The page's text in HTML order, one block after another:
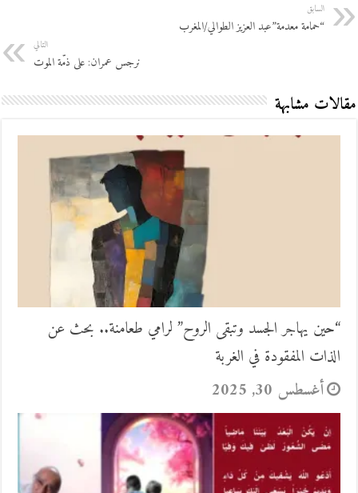
السابق
“حمامة معدمة”عبد العزيز الطوالي/المغرب
التالي
نرجس عمران: على ذمّة الموت
مقالات مشابهة
“حين يهاجر الجسد وتبقى الروح” لرامي طعامنة.. بحث عن
الذات المفقودة في الغربة
أغسطس 30, 2025